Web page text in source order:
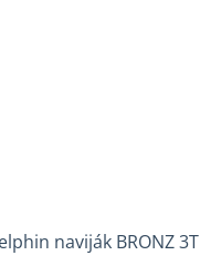
naviják BRONZ 3T